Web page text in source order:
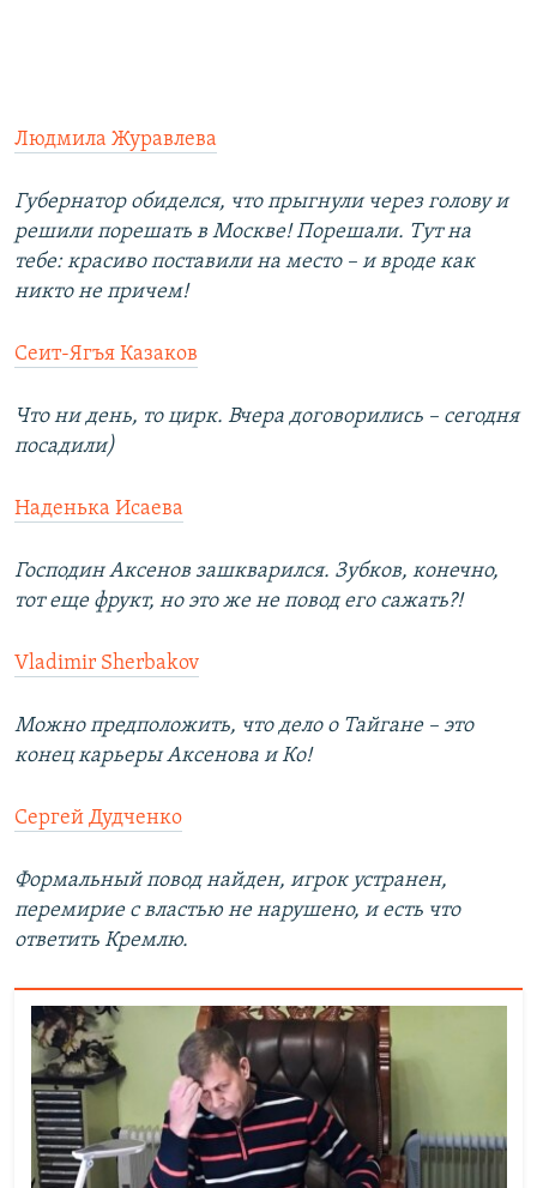
Людмила Журавлева
Губернатор обиделся, что прыгнули через голову и
решили порешать в Москве! Порешали. Тут на
тебе: красиво поставили на место – и вроде как
никто не причем!
Сеит-Ягъя Казаков
Что ни день, то цирк. Вчера договорились – сегодня
посадили)
Наденька Исаева
Господин Аксенов зашкварился. Зубков, конечно,
тот еще фрукт, но это же не повод его сажать?!
Vladimir Sherbakov
Можно предположить, что дело о Тайгане – это
конец карьеры Аксенова и Ко!
Сергей Дудченко
Формальный повод найден, игрок устранен,
перемирие с властью не нарушено, и есть что
ответить Кремлю.